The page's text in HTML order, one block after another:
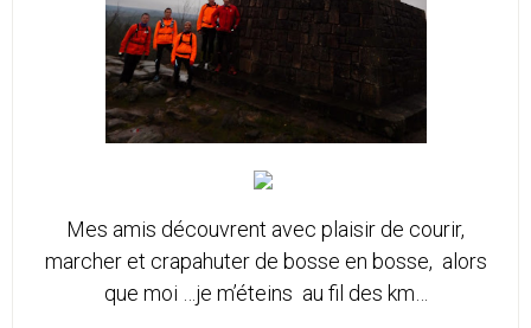
Mes amis découvrent avec plaisir de courir,
marcher et crapahuter de bosse en bosse, alors
que moi …je m’éteins au fil des km…